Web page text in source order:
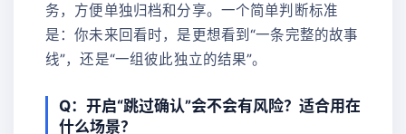
务，方便单独归档和分享。一个简单判断标准
是：你未来回看时，是更想看到“一条完整的故事
线”，还是“一组彼此独立的结果”。
Q：开启“跳过确认”会不会有风险？适合用在
什么场景？